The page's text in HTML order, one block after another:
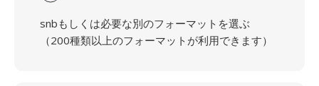
snbもしくは必要な別のフォーマットを選ぶ
（200種類以上のフォーマットが利用できます）